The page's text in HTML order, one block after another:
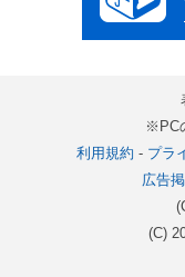
※PC
利用規約 - プラ
広告
(C)